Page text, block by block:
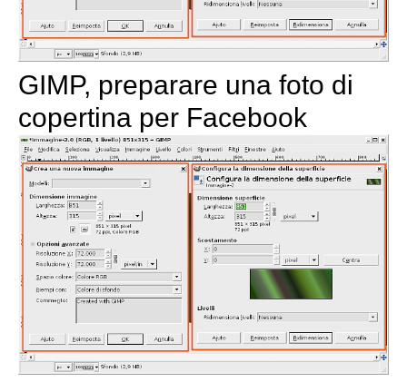
GIMP, preparare una foto di
copertina per Facebook